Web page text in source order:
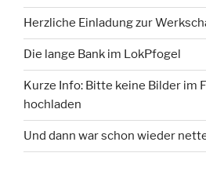
Herzliche Einladung zur
Die lange Bank im LokPfogel
Kurze Info: Bitte keine Bilder im
hochladen
Und dann war schon wieder